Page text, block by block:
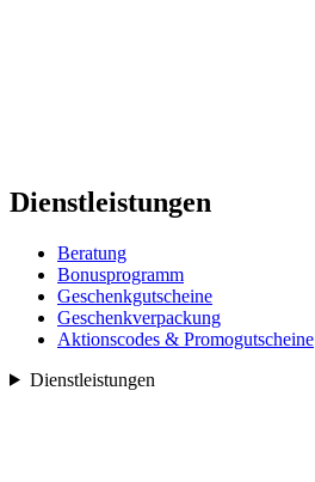
Dienstleistungen
Beratung
Bonusprogramm
Geschenkgutscheine
Geschenkverpackung
Aktionscodes & Promogutscheine
Dienstleistungen